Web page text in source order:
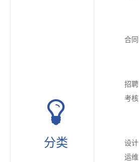
分类
合同
招聘
考核
设计
运维